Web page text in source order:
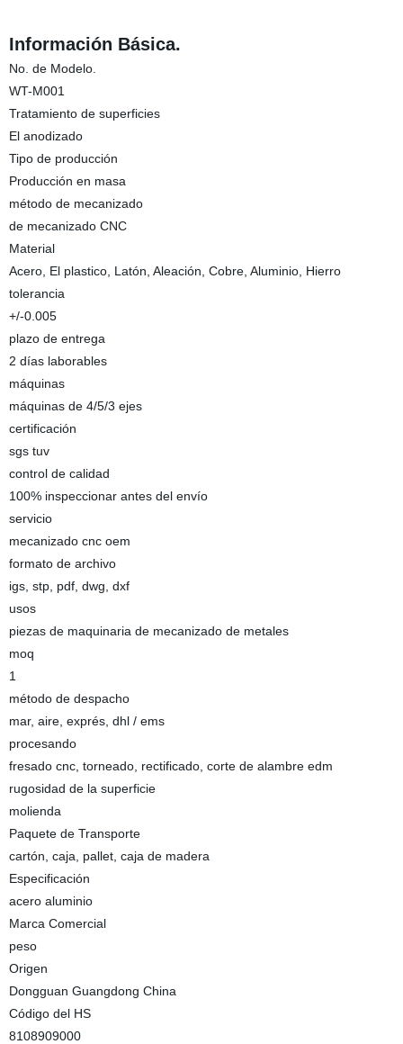
Información Básica.
No. de Modelo.
WT-M001
Tratamiento de superficies
El anodizado
Tipo de producción
Producción en masa
método de mecanizado
de mecanizado CNC
Material
Acero, El plastico, Latón, Aleación, Cobre, Aluminio, Hierro
tolerancia
+/-0.005
plazo de entrega
2 días laborables
máquinas
máquinas de 4/5/3 ejes
certificación
sgs tuv
control de calidad
100% inspeccionar antes del envío
servicio
mecanizado cnc oem
formato de archivo
igs, stp, pdf, dwg, dxf
usos
piezas de maquinaria de mecanizado de metales
moq
1
método de despacho
mar, aire, exprés, dhl / ems
procesando
fresado cnc, torneado, rectificado, corte de alambre edm
rugosidad de la superficie
molienda
Paquete de Transporte
cartón, caja, pallet, caja de madera
Especificación
acero aluminio
Marca Comercial
peso
Origen
Dongguan Guangdong China
Código del HS
8108909000